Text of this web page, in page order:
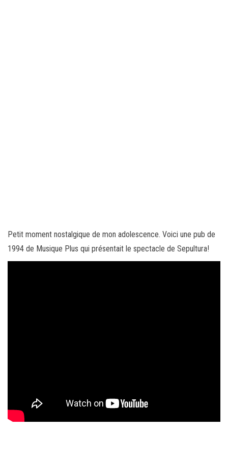
Petit moment nostalgique de mon adolescence. Voici une pub de
1994 de Musique Plus qui présentait le spectacle de Sepultura!